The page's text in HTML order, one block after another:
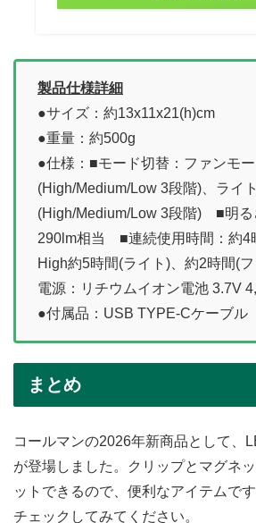
製品仕様詳細
●サイズ：約13x11x21(h)cm
●重量：約500g
●仕様：■モード切替：ファンモー
(High/Medium/Low 3段階)、ライ
(High/Medium/Low 3段階) ■明る
290lm相当 ■連続使用時間：約4
High約5時間(ライト)、約2時間(
電源：リチウムイオン電池 3.7V
●付属品：USB TYPE-Cケーブル
まとめ
コールマンの2026年新商品として、
が登場しました。クリップとマグネ
ットできるので、便利なアイテムで
チェックしてみてください。